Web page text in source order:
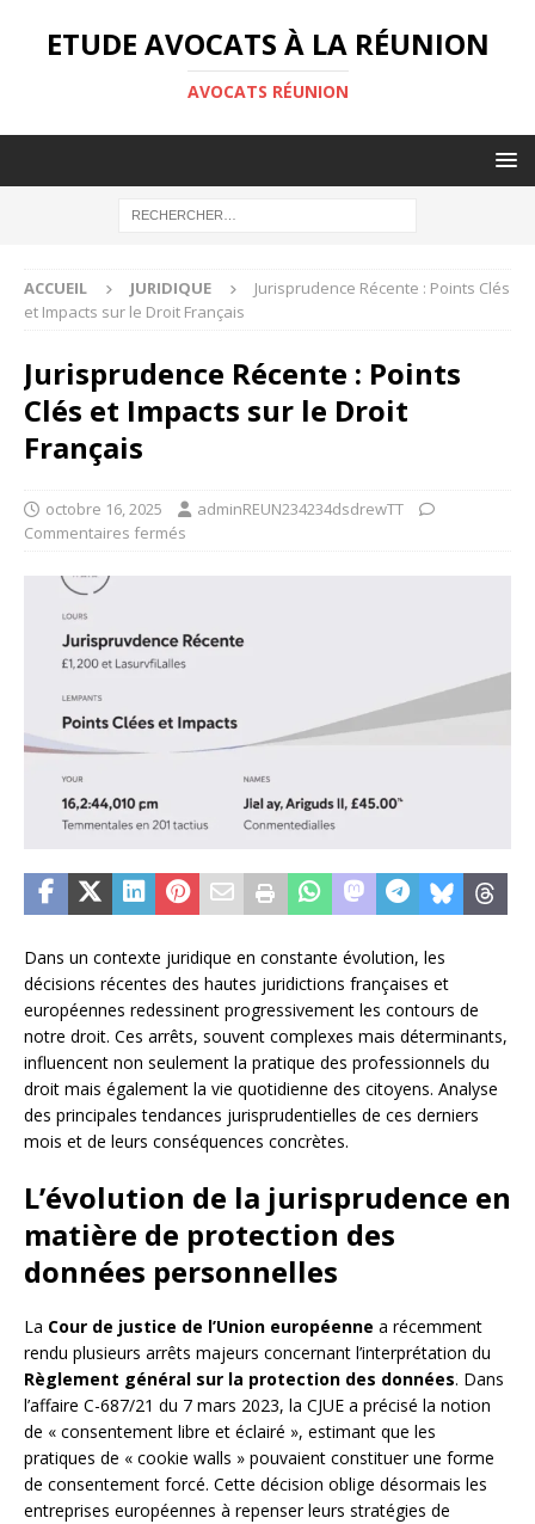
ETUDE AVOCATS À LA RÉUNION
AVOCATS RÉUNION
ACCUEIL JURIDIQUE
Jurisprudence Récente : Points Clés
et Impacts sur le Droit Français
Jurisprudence Récente : Points
Clés et Impacts sur le Droit
Français
octobre 16, 2025
adminREUN234234dsdrewTT
Commentaires fermés
Dans un contexte juridique en constante évolution, les
décisions récentes des hautes juridictions françaises et
européennes redessinent progressivement les contours de
notre droit. Ces arrêts, souvent complexes mais déterminants,
influencent non seulement la pratique des professionnels du
droit mais également la vie quotidienne des citoyens. Analyse
des principales tendances jurisprudentielles de ces derniers
mois et de leurs conséquences concrètes.
L’évolution de la jurisprudence en
matière de protection des
données personnelles
La Cour de justice de l’Union européenne a récemment
rendu plusieurs arrêts majeurs concernant l’interprétation du
Règlement général sur la protection des données. Dans
l’affaire C-687/21 du 7 mars 2023, la CJUE a précisé la notion
de « consentement libre et éclairé », estimant que les
pratiques de « cookie walls » pouvaient constituer une forme
de consentement forcé. Cette décision oblige désormais les
entreprises européennes à repenser leurs stratégies de